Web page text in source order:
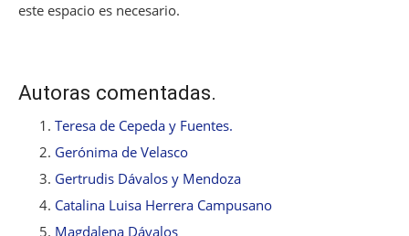
este espacio es necesario.
Autoras comentadas.
Teresa de Cepeda y Fuentes.
Gerónima de Velasco
Gertrudis Dávalos y Mendoza
Catalina Luisa Herrera Campusano
Magdalena Dávalos